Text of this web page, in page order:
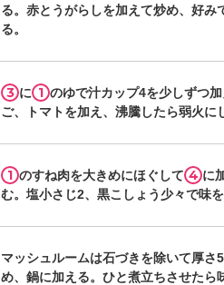
る。赤とうがらしを加えて炒め、好
る。
3 に 1 のゆで汁カップ4を少しずつ
ご、トマトを加え、沸騰したら弱火に
1 のすね肉を大きめにほぐして 4 に
む。塩小さじ2、黒こしょう少々で味を
マッシュルームは石づきを除いて厚
め、鍋に加える。ひと煮立ちさせたら